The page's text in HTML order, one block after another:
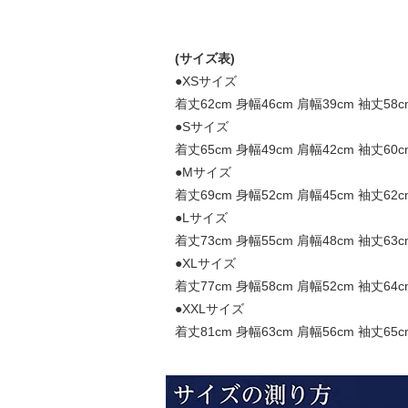
(サイズ表)
●XSサイズ
着丈62cm 身幅46cm 肩幅39cm 袖丈
●Sサイズ
着丈65cm 身幅49cm 肩幅42cm 袖丈
●Mサイズ
着丈69cm 身幅52cm 肩幅45cm 袖丈
●Lサイズ
着丈73cm 身幅55cm 肩幅48cm 袖丈
●XLサイズ
着丈77cm 身幅58cm 肩幅52cm 袖丈
●XXLサイズ
着丈81cm 身幅63cm 肩幅56cm 袖丈